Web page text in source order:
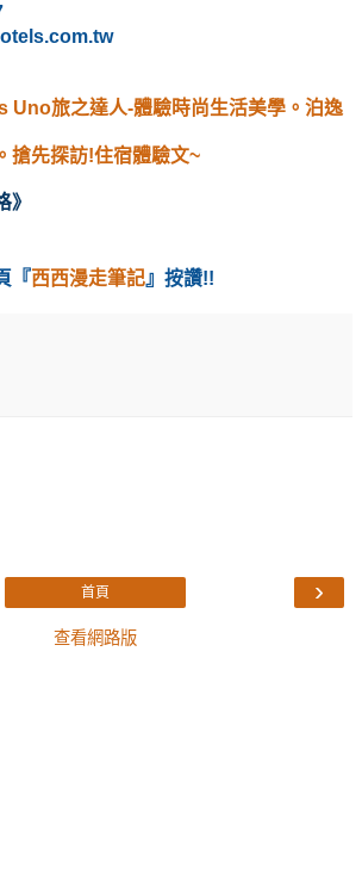
Uno旅之達人-體驗時尚生活美學。泊逸
搶先探訪!住宿體驗文~
》
『西西漫走筆記』按讚!!
›
首頁
查看網路版